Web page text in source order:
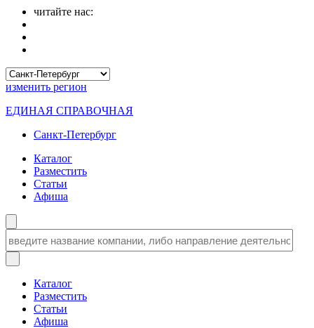
читайте нас:
изменить регион
ЕДИНАЯ СПРАВОЧНАЯ
Санкт-Петербург
Каталог
Разместить
Статьи
Афиша
Каталог
Разместить
Статьи
Афиша